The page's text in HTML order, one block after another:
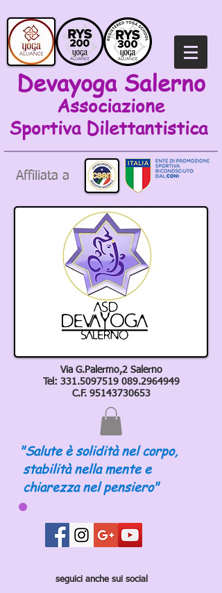
Devayoga Salerno
Associazione
Sportiva Dilettantistica
Affiliata a
Via G.Palermo,2 Salerno
Tel: 331.5097519 089.2964949
C.F. 95143730653
"Salute è solidità nel corpo,
stabilità nella mente e
chiarezza nel pensiero"
seguici anche sui social